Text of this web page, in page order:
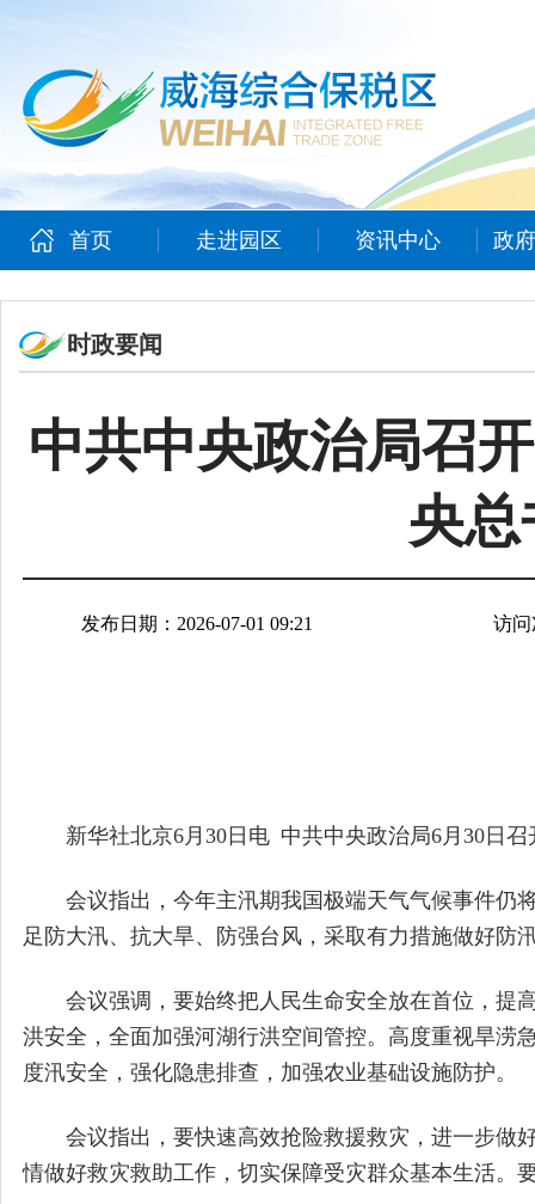
首页 走进园区 资讯中心 政
时政要闻
中共中央政治局召
央
发布日期：2026-07-01 09:21 访问
新华社北京6月30日电 中共中央政治局6月30日
会议指出，今年主汛期我国极端天气气候事件仍
足防大汛、抗大旱、防强台风，采取有力措施做好防
会议强调，要始终把人民生命安全放在首位，提
洪安全，全面加强河湖行洪空间管控。高度重视旱涝
度汛安全，强化隐患排查，加强农业基础设施防护。
会议指出，要快速高效抢险救援救灾，进一步做
情做好救灾救助工作，切实保障受灾群众基本生活。